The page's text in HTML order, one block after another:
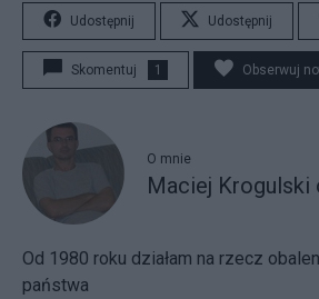
Udostępnij Udostępnij
Skomentuj 1 Obserwuj
O mnie
Maciej Krogulski
Od 1980 roku działam na rzecz
państwa